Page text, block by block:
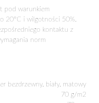
pod warunkiem
20°C i wilgotności 50%.
kontaktu z
norm
bezdrzewny, biały, matowy
70 g/m2